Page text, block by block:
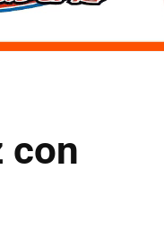
con